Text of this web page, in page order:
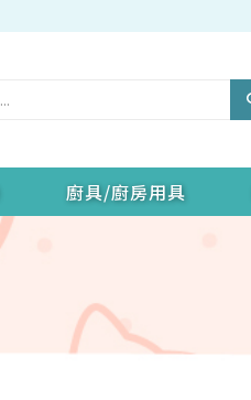
廚具/廚房用具